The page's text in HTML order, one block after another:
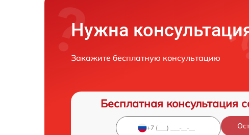
Нужна
Закажите бесплатную консультацию
Бесплатная консультация